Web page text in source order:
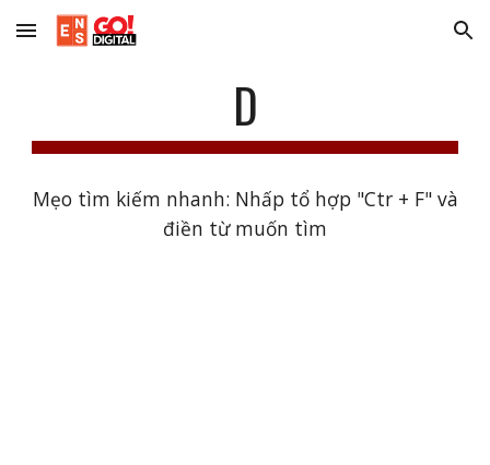
Skip to main content Skip to navigation
D
Mẹo tìm kiếm nhanh: Nhấp tổ hợp "Ctr + F" và
điền từ muốn tìm